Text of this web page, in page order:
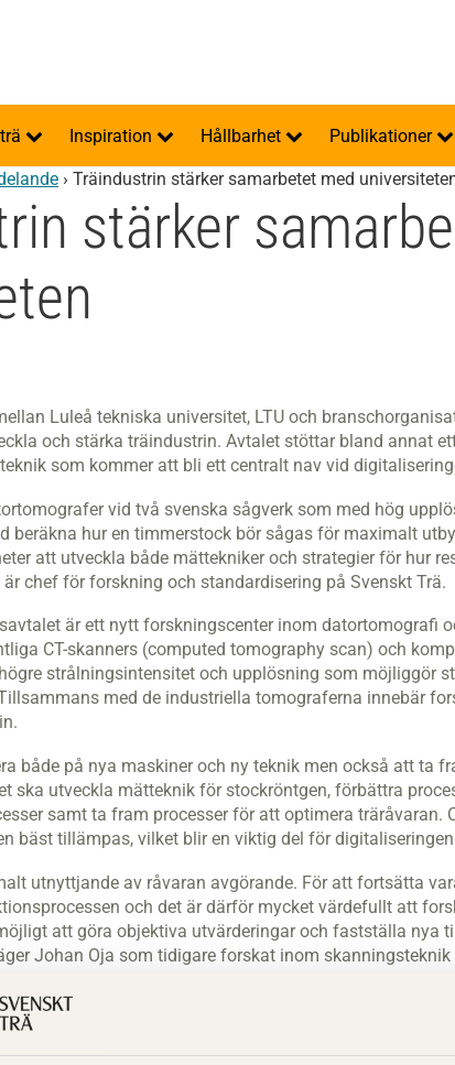
Inspiration Hållbarhet Publikationer
› Träindustrin stärker samarbetet med
stärker
Luleå tekniska universitet, LTU och
och stärka träindustrin. Avtalet stöttar bland annat
som kommer att bli ett centralt nav vid
vid två svenska sågverk som med hög
beräkna hur en timmerstock bör sågas för maximalt
att utveckla både mättekniker och strategier för hur
chef för forskning och standardisering på Svenskt Trä.
är ett nytt forskningscenter inom datortomografi
CT-skanners (computed tomography scan) och
strålningsintensitet och upplösning som möjliggör
med de industriella tomograferna innebär
både på nya maskiner och ny teknik men också att ta
ska utveckla mätteknik för stockröntgen, förbättra
samt ta fram processer för att optimera träråvaran.
bäst tillämpas, vilket blir en viktig del för
utnyttjande av råvaran avgörande. För att fortsätta
och det är därför mycket värdefullt att
att göra objektiva utvärderingar och fastställa nya
Johan Oja som tidigare forskat inom
industri och akademi
tecknat ett samverkansavtal med Svenskt Trä och